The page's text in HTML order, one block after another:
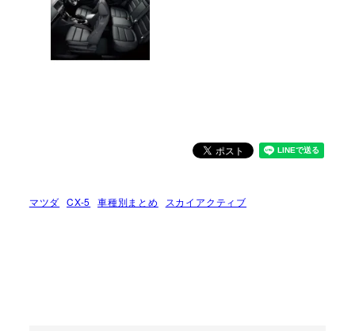
マツダ CX-5 車種別まとめ スカイアクティブ